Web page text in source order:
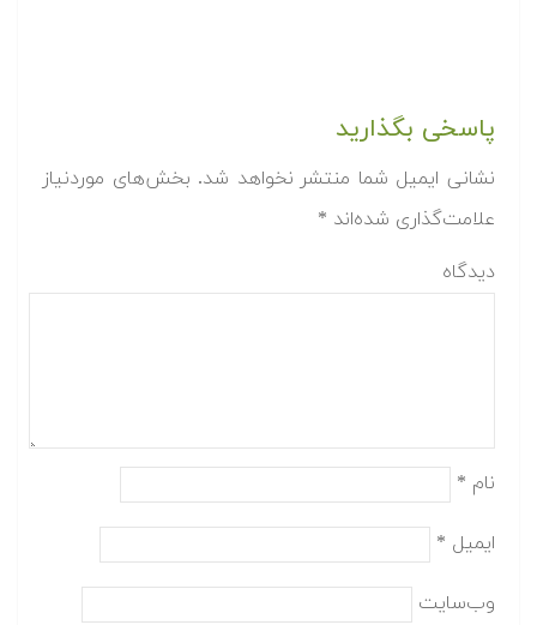
پاسخی بگذارید
نشانی ایمیل شما منتشر نخواهد شد. بخش‌های موردنیاز
علامت‌گذاری شده‌اند *
دیدگاه
نام *
ایمیل *
وب‌سایت